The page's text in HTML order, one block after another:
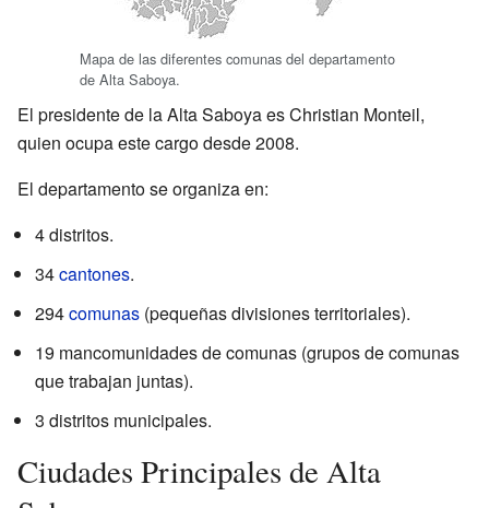
Mapa de las diferentes comunas del departamento
de Alta Saboya.
El presidente de la Alta Saboya es Christian Monteil,
quien ocupa este cargo desde 2008.
El departamento se organiza en:
4 distritos.
34cantones.
294comunas (pequeñas divisiones territoriales).
19 mancomunidades de comunas (grupos de comunas
que trabajan juntas).
3 distritos municipales.
Ciudades Principales de Alta